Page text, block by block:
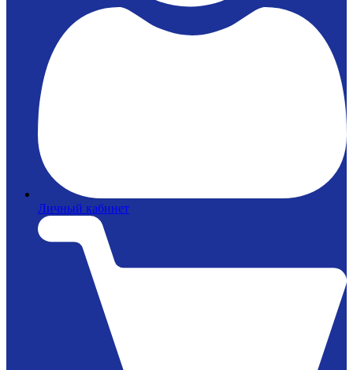
Личный кабинет